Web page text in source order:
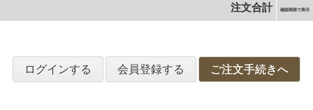
注文合計 確認画面で表示
ログインする 会員登録する ご注文手続きへ